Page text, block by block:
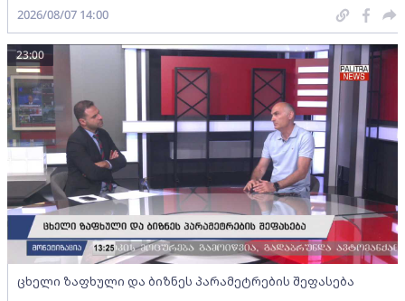
2026/08/07 14:00
ცხელი ზაფხული და ბიზნეს პარამეტრების შეფასება
23:00